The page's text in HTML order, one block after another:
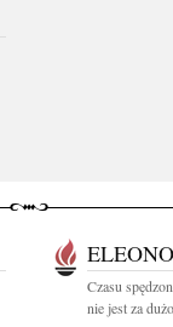
Czasu
nie jest za